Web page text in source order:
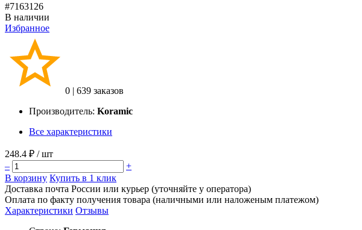
#7163126
В наличии
Избранное
0 | 639 заказов
Производитель: Koramic
Все характеристики
248.4 ₽ / шт
–
+
В корзину Купить в 1 клик
Доставка почта России или курьер (уточняйте у оператора)
Оплата по факту получения товара (наличными или наложеным платежом)
Характеристики Отзывы